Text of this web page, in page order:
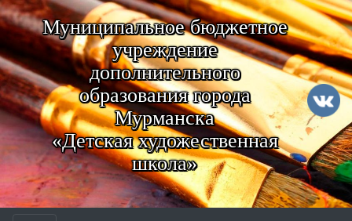
Муниципальное бюджетное
учреждение
дополнительного
образования города
Мурманска
«Детская художественная
школа»